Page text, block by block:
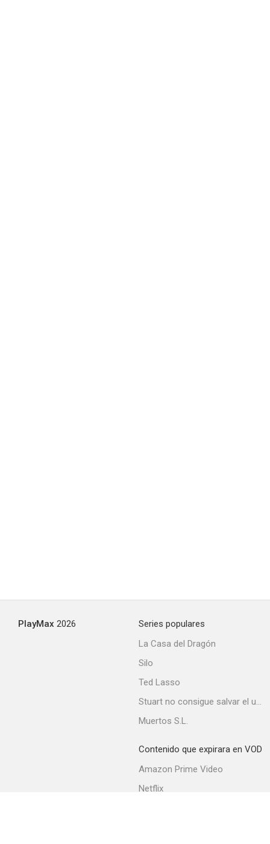
PlayMax 2026
Series populares
La Casa del Dragón
Silo
Ted Lasso
Stuart no consigue salvar el universo
Muertos S.L.
Contenido que expirara en VOD
Amazon Prime Video
Netflix